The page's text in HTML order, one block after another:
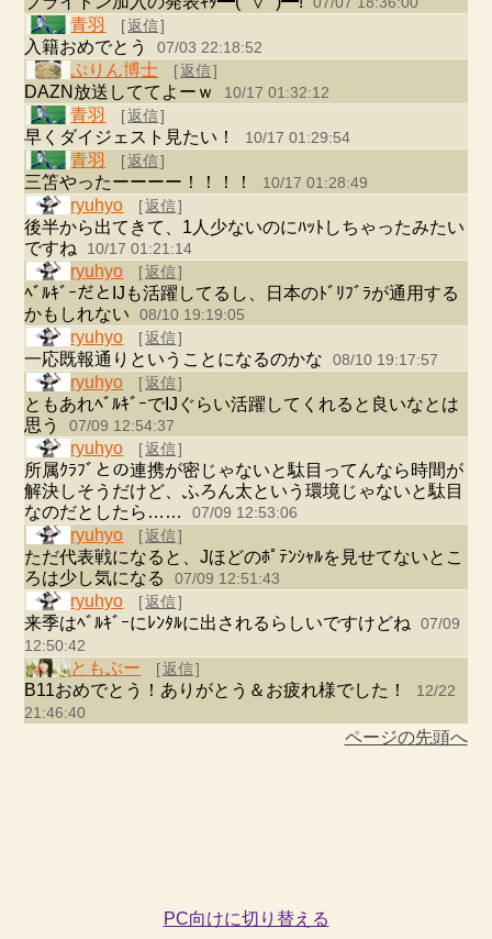
青羽 [返信]
入籍おめでとう 07/03 22:18:52
ぷりん博士 [返信]
DAZN放送しててよーｗ 10/17 01:32:12
青羽 [返信]
早くダイジェスト見たい！ 10/17 01:29:54
青羽 [返信]
三笘やったーーーー！！！！ 10/17 01:28:49
ryuhyo [返信]
後半から出てきて、1人少ないのにﾊｯﾄしちゃったみたい
ですね
10/17 01:21:14
ryuhyo [返信]
ﾍﾞﾙｷﾞｰだとIJも活躍してるし、日本のﾄﾞﾘﾌﾞﾗが通用する
かもしれない
08/10 19:19:05
ryuhyo [返信]
一応既報通りということになるのかな 08/10 19:17:57
ryuhyo [返信]
ともあれﾍﾞﾙｷﾞｰでIJぐらい活躍してくれると良いなとは
思う
07/09 12:54:37
ryuhyo [返信]
所属ｸﾗﾌﾞとの連携が密じゃないと駄目ってんなら時間が
解決しそうだけど、ふろん太という環境じゃないと駄目
なのだとしたら……
07/09 12:53:06
ryuhyo [返信]
ただ代表戦になると、Jほどのﾎﾟﾃﾝｼｬﾙを見せてないとこ
ろは少し気になる
07/09 12:51:43
ryuhyo [返信]
来季はﾍﾞﾙｷﾞｰにﾚﾝﾀﾙに出されるらしいですけどね
07/09
12:50:42
ともぶー [返信]
B11おめでとう！ありがとう＆お疲れ様でした！
12/22
21:46:40
ページの先頭へ
PC向けに切り替える